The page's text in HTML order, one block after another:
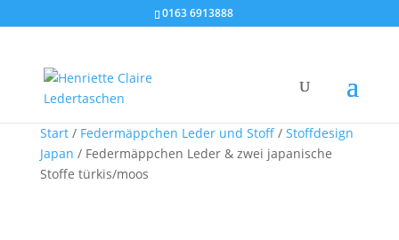
0163 6913888
Start/ Federmäppchen Leder und Stoff/ Stoffdesign
Japan / Federmäppchen Leder & zwei japanische
Stoffe türkis/moos